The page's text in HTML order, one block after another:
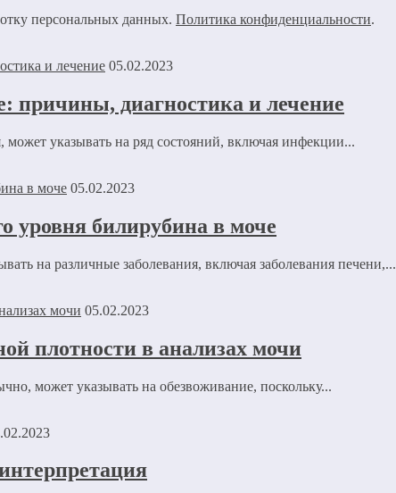
персональных данных. Политика конфиденциальности.
05.02.2023
причины, диагностика и лечение
указывать на ряд состояний, включая инфекции...
05.02.2023
уровня билирубина в моче
на различные заболевания, включая заболевания печени,...
05.02.2023
плотности в анализах мочи
может указывать на обезвоживание, поскольку...